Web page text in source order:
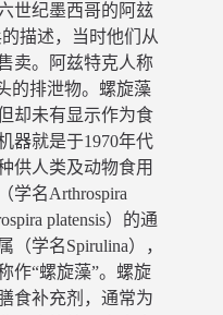
世纪墨西哥的阿玆
描述，当时他们从
卖。阿兹特克人称
的排泄物。螺旋藻
却未有显示作为食
器就是于1970年代
供人类及动物食用
名Arthrospira
platensis）的通
学名Spirulina），
作“螺旋藻”。螺旋
食补充剂，通常为